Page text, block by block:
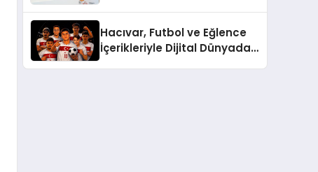
Hacıvar, Futbol ve Eğlence
İçerikleriyle Dijital Dünyada